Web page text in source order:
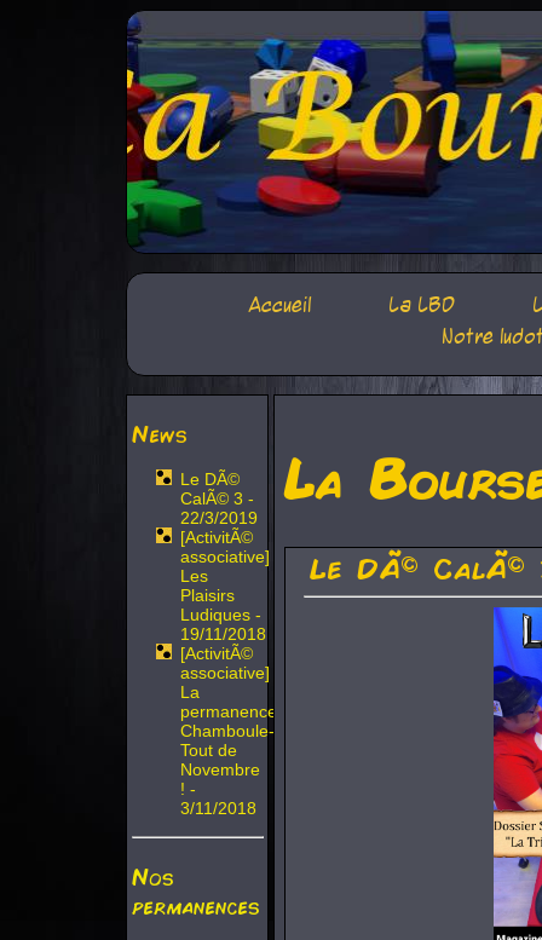
Accueil La LBD
Notre
News
Le DÃ©
CalÃ© 3 -
22/3/2019
[ActivitÃ©
associative]
Les
Plaisirs
Ludiques -
19/11/2018
[ActivitÃ©
associative]
La
permanence
Chamboule-
Tout de
Novembre
! -
3/11/2018
Nos
permanences
La
Le DÃ© CalÃ©